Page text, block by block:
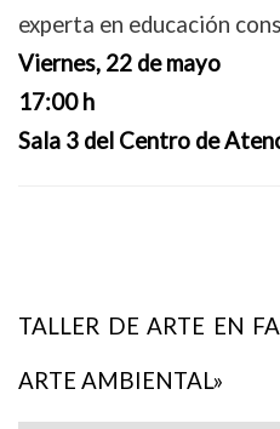
experta en educación
Viernes, 22 de mayo
17:00 h
Sala 3 del Centro de
TALLER DE ARTE EN
ARTE AMBIENTAL»